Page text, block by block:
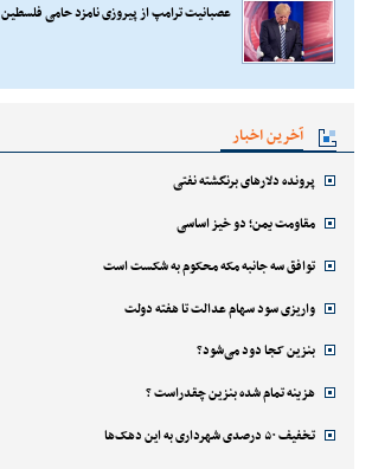
عصبانیت ترامپ از پیروزی نامزد حامی فلسطین
آخرین اخبار
پرونده دلارهای برنگشته نفتی
مقاومت یمن؛ دو خیز اساسی
توافق سه جانبه مکه محکوم به شکست است
واریزی سود سهام عدالت تا هفته دولت
بنزین کجا دود می‌شود؟
هزینه تمام شده بنزین چقدراست ؟
تخفیف ۵۰ درصدی شهرداری به این دهک‌ها